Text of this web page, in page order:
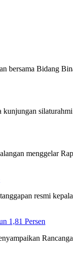
bersama Bidang
kunjungan
menggelar
resmi
1,81 Persen